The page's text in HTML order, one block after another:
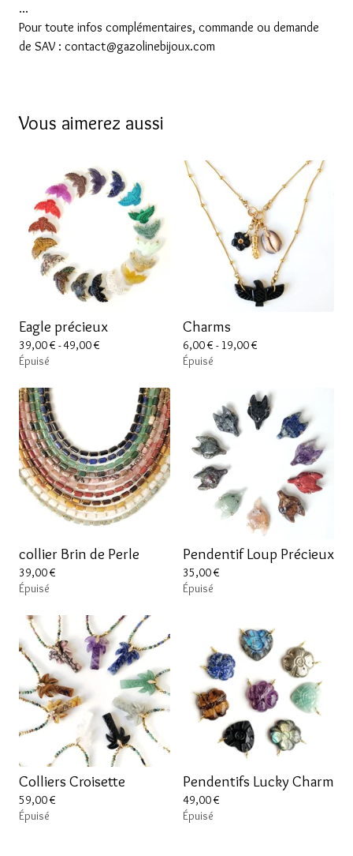
...
Pour toute infos complémentaires, commande ou demande
de SAV : contact@gazolinebijoux.com
Vous aimerez aussi
Eagle précieux
39,00€ - 49,00€
Épuisé
Charms
6,00€ - 19,00€
Épuisé
collier Brin de Perle
39,00€
Épuisé
Pendentif Loup Précieux
35,00€
Épuisé
Colliers Croisette
59,00€
Épuisé
Pendentifs Lucky Charm
49,00€
Épuisé